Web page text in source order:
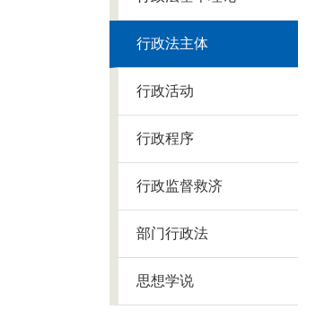
行政法主体
行政活动
行政程序
行政监督救济
部门行政法
思想学说